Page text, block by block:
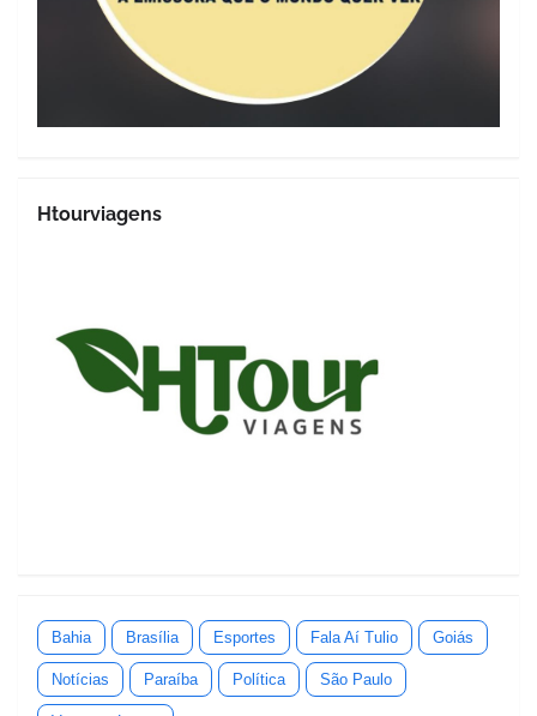
Htourviagens
Bahia Brasília Esportes Fala Aí Tulio Goiás
Notícias Paraíba Política São Paulo